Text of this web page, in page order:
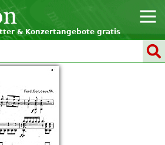
& Konzertangebote gratis